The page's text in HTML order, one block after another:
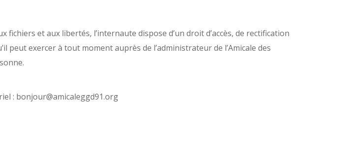
et aux libertés, l’internaute dispose d’un droit d’accès, de rectification
exercer à tout moment auprès de l’administrateur de l’Amicale des
: bonjour@amicaleggd91.org